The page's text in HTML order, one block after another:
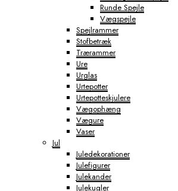
Runde Spejle
Vægspejle
Spejlrammer
Stofbetræk
Trærammer
Ure
Urglas
Urtepotter
Urtepotteskjulere
Vægophæng
Vægure
Vaser
Jul
Juledekorationer
Julefigurer
Julekander
Julekugler